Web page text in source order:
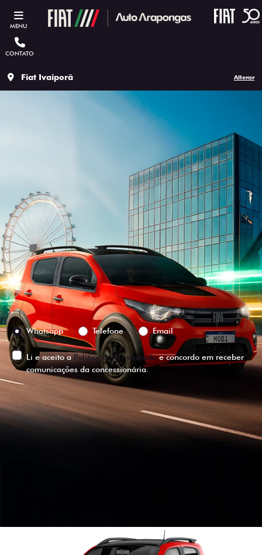
MENU
CONTATO
Fiat Ivaiporã Alterar
ESTOU INTERESSADO
Versão escolhida
Preferência de contato:
Whatsapp
Telefone Email
Li e aceito aPolítica de Privacidadee concordo em receber
comunicações da concessionária.
ENTRAR EM CONTATO